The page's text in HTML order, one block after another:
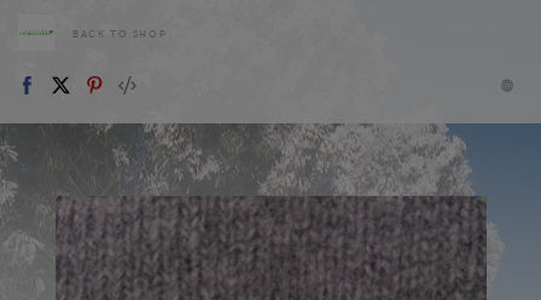
BACK TO SHOP